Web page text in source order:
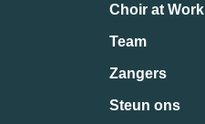
Choir at Work
Team
Zangers
Steun ons